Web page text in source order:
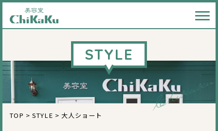
メ
STYLE
TOP > STYLE > 大人ショート